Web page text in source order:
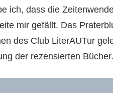
ich, dass die
mir gefällt. Das
des Club LiterAUTur
der rezensierten Bücher.